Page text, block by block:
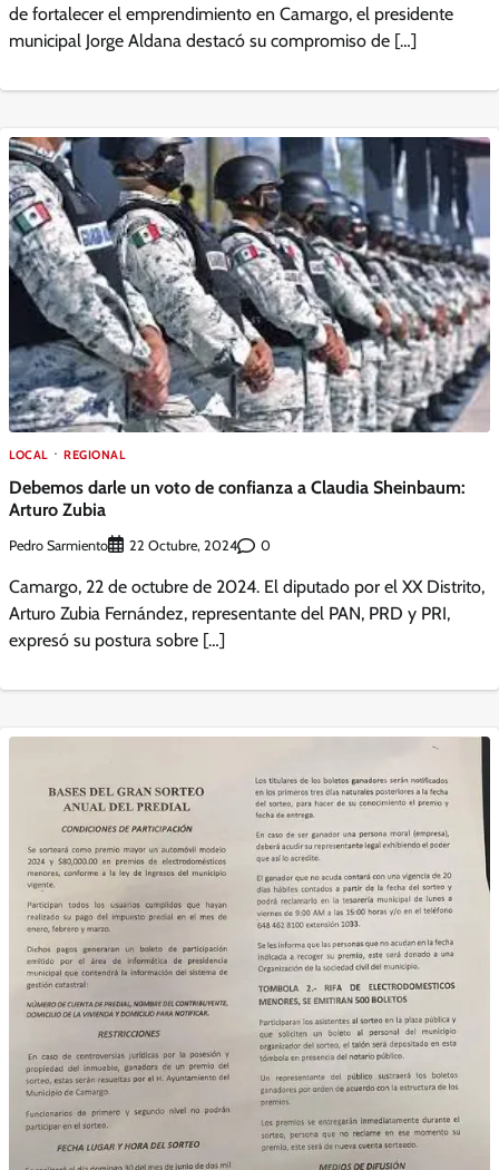
de fortalecer el emprendimiento en Camargo, el presidente
municipal Jorge Aldana destacó su compromiso de […]
LOCAL REGIONAL
Debemos darle un voto de confianza a Claudia Sheinbaum:
Arturo Zubia
Pedro Sarmiento 22 Octubre, 2024 0
Camargo, 22 de octubre de 2024. El diputado por el XX Distrito,
Arturo Zubia Fernández, representante del PAN, PRD y PRI,
expresó su postura sobre […]